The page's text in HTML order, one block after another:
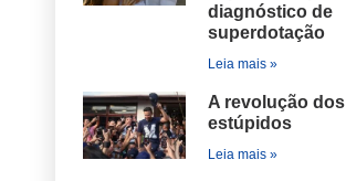
diagnóstico de
superdotação
Leia mais »
A revolução dos
estúpidos
Leia mais »